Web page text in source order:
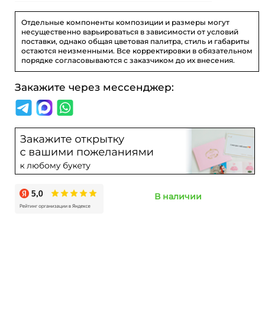
Отдельные компоненты композиции и размеры могут
несущественно варьироваться в зависимости от условий
поставки, однако общая цветовая палитра, стиль и габариты
остаются неизменными. Все корректировки в обязательном
порядке согласовываются с заказчиком до их внесения.
Закажите через мессенджер:
В наличии